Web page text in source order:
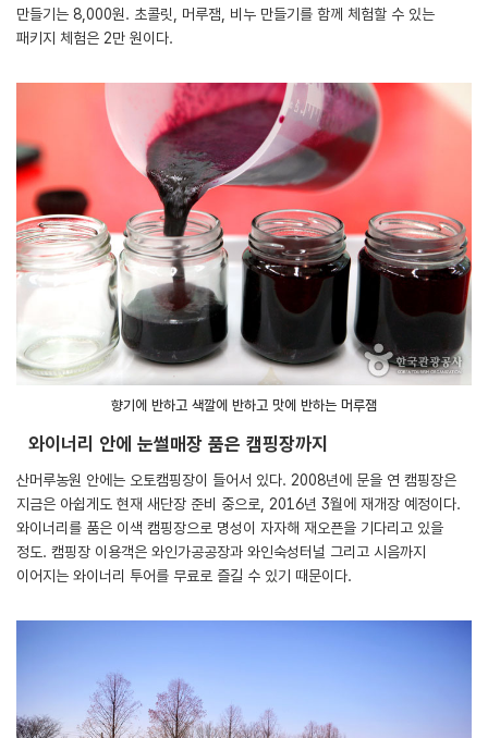
만들기는 8,000원. 초콜릿, 머루잼, 비누 만들기를 함께 체험할 수 있는
패키지 체험은 2만 원이다.
향기에 반하고 색깔에 반하고 맛에 반하는 머루잼
와이너리 안에 눈썰매장 품은 캠핑장까지
산머루농원 안에는 오토캠핑장이 들어서 있다. 2008년에 문을 연 캠핑장은
지금은 아쉽게도 현재 새단장 준비 중으로, 2016년 3월에 재개장 예정이다.
와이너리를 품은 이색 캠핑장으로 명성이 자자해 재오픈을 기다리고 있을
정도. 캠핑장 이용객은 와인가공공장과 와인숙성터널 그리고 시음까지
이어지는 와이너리 투어를 무료로 즐길 수 있기 때문이다.